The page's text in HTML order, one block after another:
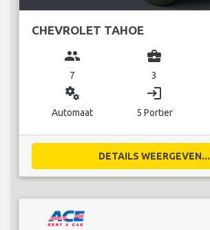
CHEVROLET TAHOE
group
7
business_center
3
miscellaneous_services
Automaat
login
5 Portier
DETAILS WEERGEVEN...